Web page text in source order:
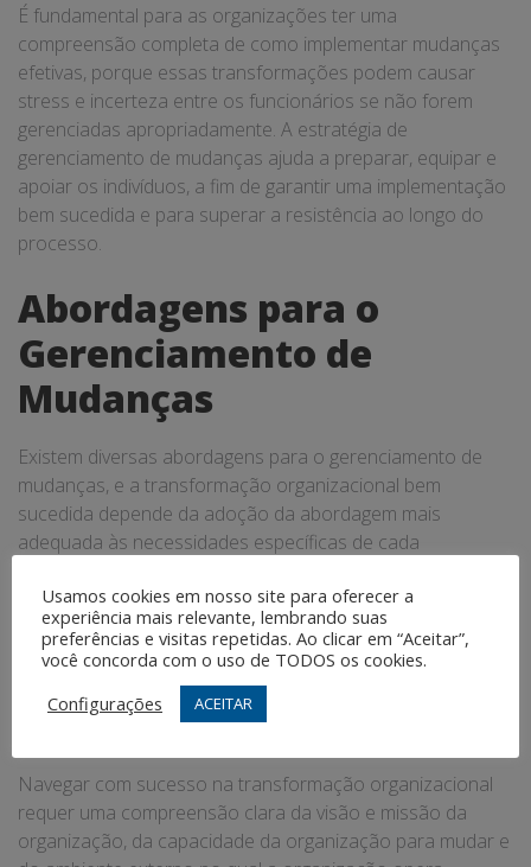
É fundamental para as organizações ter uma
compreensão completa de como implementar mudanças
efetivas, porque essas transformações podem causar
stress e incerteza entre os funcionários se não forem
gerenciadas apropriadamente. A estratégia de
gerenciamento de mudanças ajuda a preparar, equipar e
apoiar os indivíduos, a fim de garantir uma implementação
bem sucedida e para superar a resistência ao longo do
processo.
Abordagens para o
Gerenciamento de
Mudanças
Existem diversas abordagens para o gerenciamento de
mudanças, e a transformação organizacional bem
sucedida depende da adoção da abordagem mais
adequada às necessidades específicas de cada
Navegando na
Transformação
Organizacional
Navegar com sucesso na transformação organizacional
requer uma compreensão clara da visão e missão da
organização, da capacidade da organização para mudar e
Usamos cookies em nosso site para oferecer a
experiência mais relevante, lembrando suas
preferências e visitas repetidas. Ao clicar em “Aceitar”,
você concorda com o uso de TODOS os cookies.
Configurações
ACEITAR